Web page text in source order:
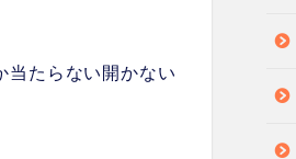
当たらない開かない